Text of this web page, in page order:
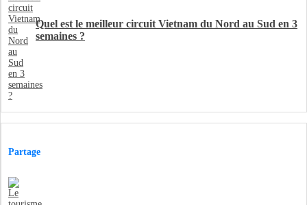
Quel est le meilleur circuit Vietnam du Nord au Sud en 3
semaines ?
Partage